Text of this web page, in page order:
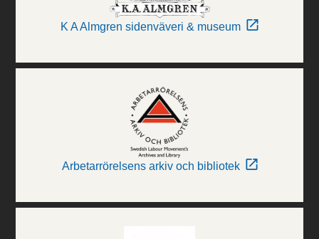
K A Almgren sidenväveri & museum
Arbetarrörelsens arkiv och bibliotek